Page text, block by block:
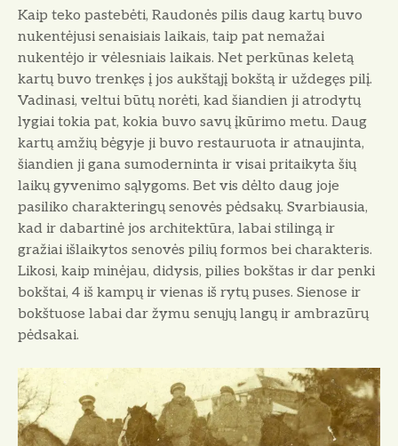
Kaip teko pastebėti, Raudonės pilis daug kartų buvo
nukentėjusi senaisiais laikais, taip pat nemažai
nukentėjo ir vėlesniais laikais. Net perkūnas keletą
kartų buvo trenkęs į jos aukštąjį bokštą ir uždegęs pilį.
Vadinasi, veltui būtų norėti, kad šiandien ji atrodytų
lygiai tokia pat, kokia buvo savų įkūrimo me­tu. Daug
kartų amžių bėgyje ji buvo restauruota ir atnaujinta,
šiandien ji gana sumoderninta ir visai pritaikyta šių
laikų gyvenimo sąlygoms. Bet vis dėlto daug joje
pasiliko charakteringų seno­vės pėdsakų. Svarbiausia,
kad ir dabar­tinė jos architektūra, labai stilingą ir
gražiai išlaikytos senovės pilių formos bei charakteris.
Likosi, kaip minėjau, didysis, pilies bokštas ir dar penki
bokš­tai, 4 iš kampų ir vienas iš rytų pu­ses. Sienose ir
bokštuose labai dar žy­mu senųjų langų ir ambrazūrų
pėdsakai.